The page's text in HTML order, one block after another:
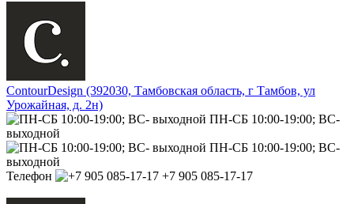
ContourDesign (392030, Тамбовская область, г Тамбов, ул
Урожайная, д. 2н)
ПН-СБ 10:00-19:00; ВС-
выходной
ПН-СБ 10:00-19:00; ВС-
выходной
Телефон
+7 905 085-17-17